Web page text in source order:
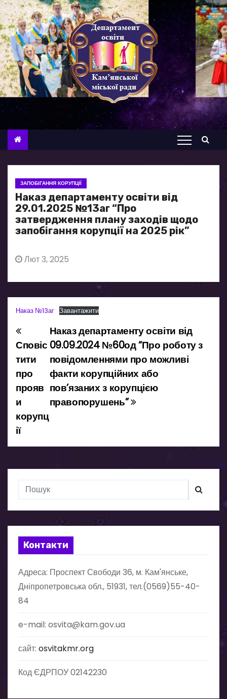
П
е
р
е
й
т
и
д
ЗАПОБІГАННЯ КОРУПЦІЇ
Наказ департаменту освіти від
29.01.2025 №13аг “Про
затвердження плану заходів щодо
запобігання корупції на 2025 рік”
Лют 3, 2025
Наказ №13аг Завантажити
Н
а
в
і
г
а
я
з
а
п
и
і
в
Наказ департаменту освіти від
09.09.2024 №60од “Про роботу з
повідомленнями про можливі
факти корупційних або
пов’язаних з корупцією
правопорушень”
Сповіс
тити
про
прояв
и
корупц
ії
Контакти
Адреса: Проспект Свободи 36, м. Кам'янське,
Дніпропетровська обл., 51931, тел.(0569)55-40-
84
e-mail: osvita@kam.gov.ua
сайт: osvitakmr.org
Код ЄДРПОУ 02142230